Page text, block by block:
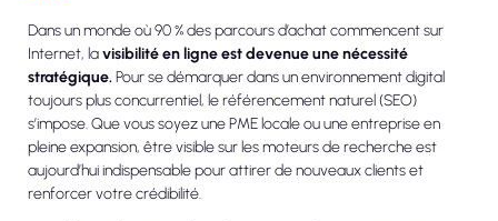
Dans un monde où 90 % des parcours d’achat commencent sur
Internet, lavisibilité en ligne est devenue une nécessité
stratégique.Pour se démarquer dans un environnement digital
toujours plus concurrentiel, le référencement naturel (SEO)
s’impose. Que vous soyez une PME locale ou une entreprise en
pleine expansion, être visible sur les moteurs de recherche est
aujourd’hui indispensable pour attirer de nouveaux clients et
renforcer votre crédibilité.